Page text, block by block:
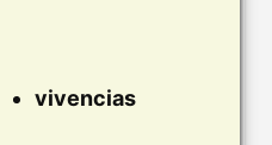
vivencias